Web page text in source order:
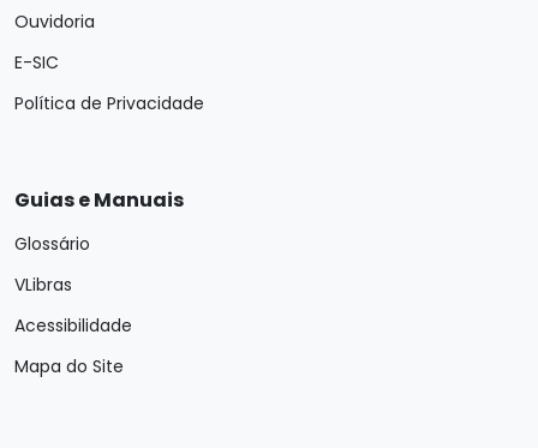
Ouvidoria
E-SIC
Política de Privacidade
Guias e Manuais
Glossário
VLibras
Acessibilidade
Mapa do Site